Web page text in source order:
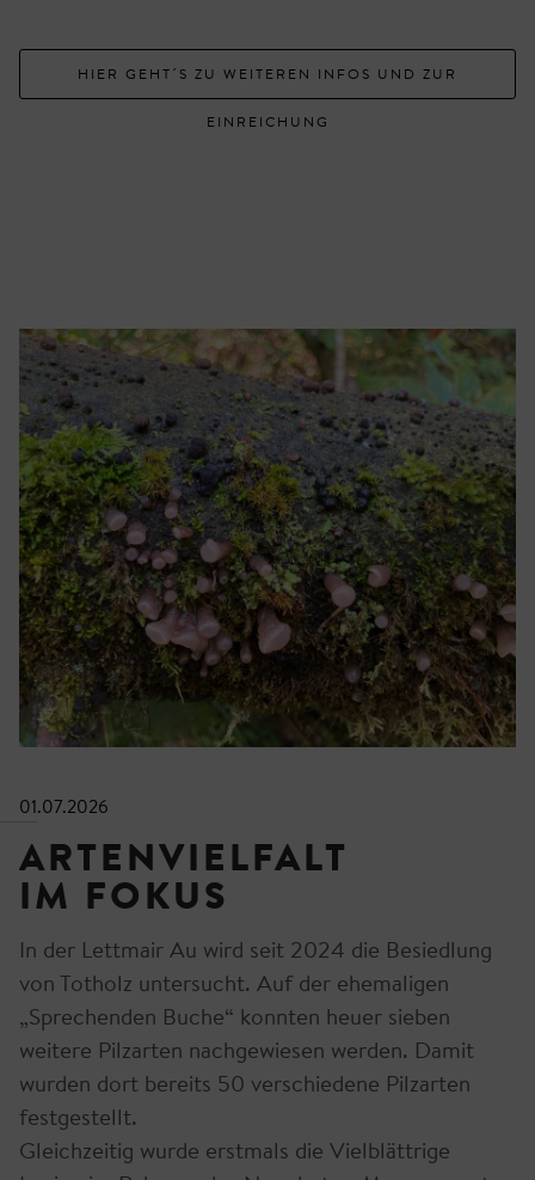
HIER GEHT´S ZU WEITEREN INFOS UND ZUR
EINREICHUNG
01.07.2026
ARTENVIELFALT
IM FOKUS
In der Lettmair Au wird seit 2024 die Besiedlung
von Totholz untersucht. Auf der ehemaligen
„Sprechenden Buche“ konnten heuer sieben
weitere Pilzarten nachgewiesen werden. Damit
wurden dort bereits 50 verschiedene Pilzarten
festgestellt.
Gleichzeitig wurde erstmals die Vielblättrige